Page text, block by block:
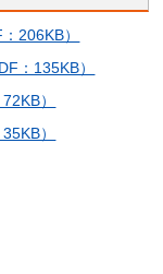
206KB）
：135KB）
）
）